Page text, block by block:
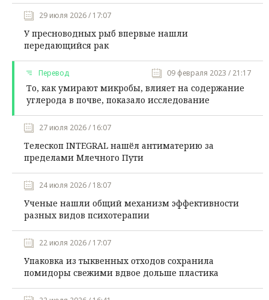
29 июля 2026 / 17:07
У пресноводных рыб впервые нашли
передающийся рак
Перевод 09 февраля 2023 / 21:17
То, как умирают микробы, влияет на содержание
углерода в почве, показало исследование
27 июля 2026 / 16:07
Телескоп INTEGRAL нашёл антиматерию за
пределами Млечного Пути
24 июля 2026 / 18:07
Ученые нашли общий механизм эффективности
разных видов психотерапии
22 июля 2026 / 17:07
Упаковка из тыквенных отходов сохранила
помидоры свежими вдвое дольше пластика